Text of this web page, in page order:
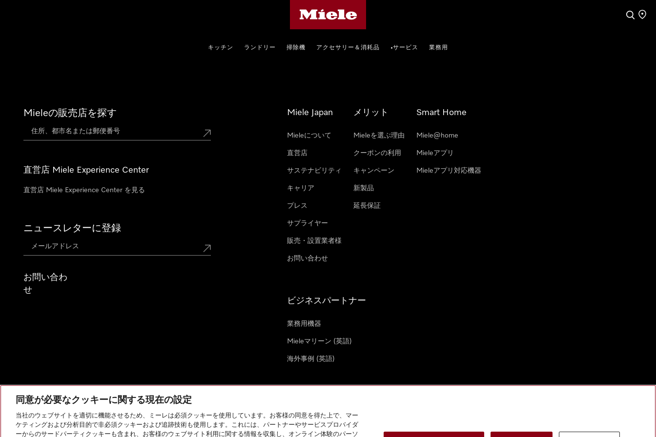
検索 店舗
キッチン ランドリー 掃除機 アクセサリー＆消耗品 •サービス 業務用
Mieleの販売店を探す
直営店 Miele Experience Center
直営店 Miele Experience Center を見る
ニュースレターに登録
お問い合わ
せ
Miele Japan
Mieleについて
直営店
サステナビリティ
キャリア
プレス
サプライヤー
販売・設置業者様
お問い合わせ
メリット
Mieleを選ぶ理由
クーポンの利用
キャンペーン
新製品
延長保証
Smart Home
Miele@home
Mieleアプリ
Mieleアプリ対応機器
ビジネスパートナー
業務用機器
Mieleマリーン (英語)
海外事例 (英語)
会社概要 法的通知 個人情報保護方針 利用規約
クッキー設定
同意が必要なクッキーに関する現在の設定
当社のウェブサイトを適切に機能させるため、ミーレは必須クッキーを使用しています。お客様の同意を得た上で、マー
ケティングおよび分析目的で非必須クッキーおよび追跡技術も使用します。これには、パートナーやサービスプロバイダ
ーからのサードパーティクッキーも含まれ、お客様のウェブサイト利用に関する情報を収集し、オンライン体験のパーソ